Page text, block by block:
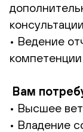
• Ведение
компетенции
Вам
• Высшее
• Владение